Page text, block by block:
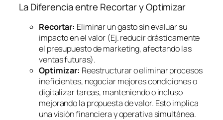
La Diferencia entre Recortar y Optimizar
Recortar: Eliminar un gasto sin evaluar su
impacto en el valor (Ej. reducir drásticamente
el presupuesto de marketing, afectando las
ventas futuras).
Optimizar: Reestructurar o eliminar procesos
ineficientes, negociar mejores condiciones o
digitalizar tareas, manteniendo o incluso
mejorando la propuesta de valor. Esto implica
una visión financiera y operativa simultánea.